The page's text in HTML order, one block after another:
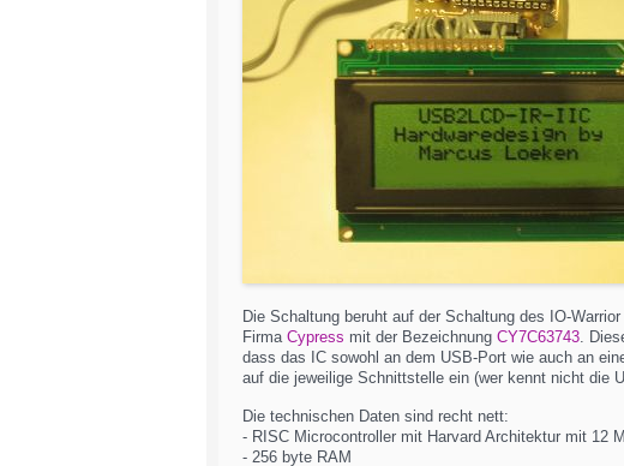
Die Schaltung beruht auf der Schaltung des IO-
Firma Cypress mit der Bezeichnung CY7C63743.
dass das IC sowohl an dem USB-Port wie auch an
auf die jeweilige Schnittstelle ein (wer kennt nicht die
Die technischen Daten sind recht nett:
- RISC Microcontroller mit Harvard Architektur mit 12
- 256 byte RAM